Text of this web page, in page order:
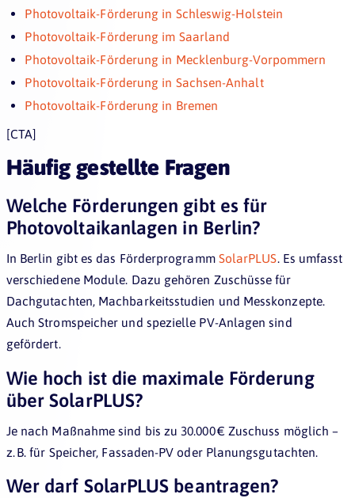
Photovoltaik-Förderung in Schleswig-Holstein
Photovoltaik-Förderung im Saarland
Photovoltaik-Förderung in Mecklenburg-Vorpommern
Photovoltaik-Förderung in Sachsen-Anhalt
Photovoltaik-Förderung in Bremen
[CTA]
Häufig gestellte Fragen
Welche Förderungen gibt es für
Photovoltaikanlagen in Berlin?
In Berlin gibt es das Förderprogramm SolarPLUS. Es umfasst
verschiedene Module. Dazu gehören Zuschüsse für
Dachgutachten, Machbarkeitsstudien und Messkonzepte.
Auch Stromspeicher und spezielle PV-Anlagen sind
gefördert.
Wie hoch ist die maximale Förderung
über SolarPLUS?
Je nach Maßnahme sind bis zu 30.000 € Zuschuss möglich –
z. B. für Speicher, Fassaden-PV oder Planungsgutachten.
Wer darf SolarPLUS beantragen?